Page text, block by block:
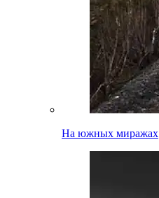
На южных миражах